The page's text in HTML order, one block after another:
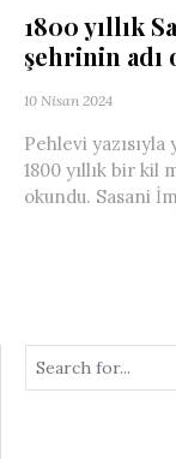
1800 yıllık
şehrinin adı
10 Nisan 2024
Pehlevi
1800 yıllık bir kil
okundu. Sasani